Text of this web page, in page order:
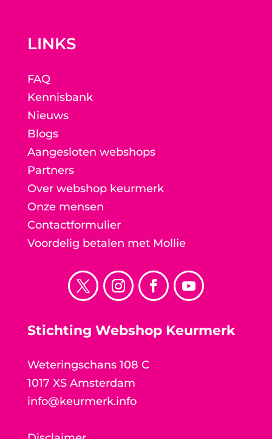
LINKS
FAQ
Kennisbank
Nieuws
Blogs
Aangesloten webshops
Partners
Over webshop keurmerk
Onze mensen
Contactformulier
Voordelig betalen met Mollie
Stichting Webshop Keurmerk
Weteringschans 108 C
1017 XS Amsterdam
info@keurmerk.info